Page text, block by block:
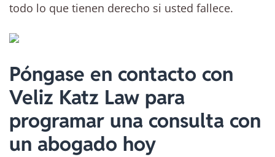
todo lo que tienen derecho si usted fallece.
Póngase en contacto con
Veliz Katz Law para
programar una consulta con
un abogado hoy